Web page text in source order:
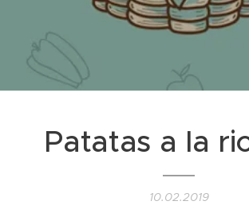
Patatas a la
10.02.2019